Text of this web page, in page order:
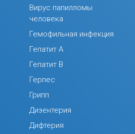
Вирус папилломы
человека
Гемофильная инфекция
Гепатит А
Гепатит В
Герпес
Грипп
Дизентерия
Дифтерия